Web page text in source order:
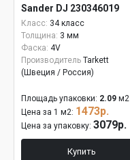
Sander DJ 230346019
Класс: 34 класс
Толщина: 3 мм
Фаска: 4V
Производитель Tarkett
(Швеция / Россия)
Площадь упаковки: 2.09 м2
Цена за 1 м2: 1473р.
Цена за упаковку: 3079р.
Купить